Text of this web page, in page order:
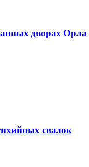
дворах Орла
свалок